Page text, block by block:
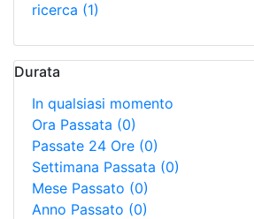
ricerca (1)
Durata
In qualsiasi momento
Ora Passata (0)
Passate 24 Ore (0)
Settimana Passata (0)
Mese Passato (0)
Anno Passato (0)